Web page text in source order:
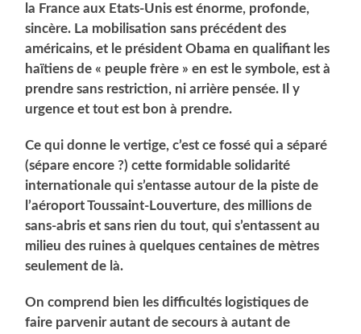
la France aux Etats-Unis est énorme, profonde,
sincère. La mobilisation sans précédent des
américains, et le président Obama en qualifiant les
haïtiens de « peuple frère » en est le symbole, est à
prendre sans restriction, ni arrière pensée. Il y
urgence et tout est bon à prendre.
Ce qui donne le vertige, c’est ce fossé qui a séparé
(sépare encore ?) cette formidable solidarité
internationale qui s’entasse autour de la piste de
l’aéroport Toussaint-Louverture, des millions de
sans-abris et sans rien du tout, qui s’entassent au
milieu des ruines à quelques centaines de mètres
seulement de là.
On comprend bien les difficultés logistiques de
faire parvenir autant de secours à autant de